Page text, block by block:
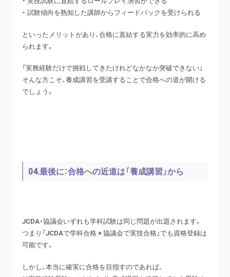
・ 試験傾向を熟知した講師からフィードバックを受けられる
といったメリットがあり、合格に直結する実力を効率的に高め
られます。
「実務経験だけで挑戦してきたけれどなかなか突破できない」
そんな方こそ、養成講習を受講することで合格への道が開ける
でしょう。
04.最後に：合格への近道は「養成講習」から
JCDA・協議会いずれも学科試験は同じ問題が出題されます。
つまり「JCDAで学科合格 × 協議会で実技合格」でも資格登録は
可能です。
しかし、本当に確実に合格を目指すのであれば、